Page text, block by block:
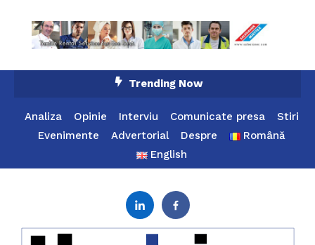
Content
Trending Now
Analiza Opinie Interviu Comunicate presa
Stiri
Evenimente
Advertorial Despre
Română
English